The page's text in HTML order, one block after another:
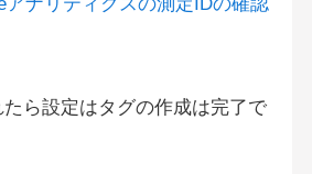
たら設定はタグの作成は完了で